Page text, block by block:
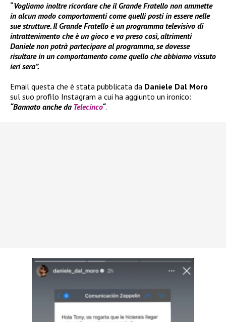
“Vogliamo inoltre ricordare che il Grande Fratello non ammette
in alcun modo comportamenti come quelli posti in essere nelle
sue strutture. Il Grande Fratello è un programma televisivo di
intrattenimento che è un gioco e va preso così, altrimenti
Daniele non potrà partecipare al programma, se dovesse
risultare in un comportamento come quello che abbiamo vissuto
ieri sera”.
Email questa che è stata pubblicata da Daniele Dal Moro
sul suo profilo Instagram a cui ha aggiunto un ironico:
“Bannato anche da Telecinco“.